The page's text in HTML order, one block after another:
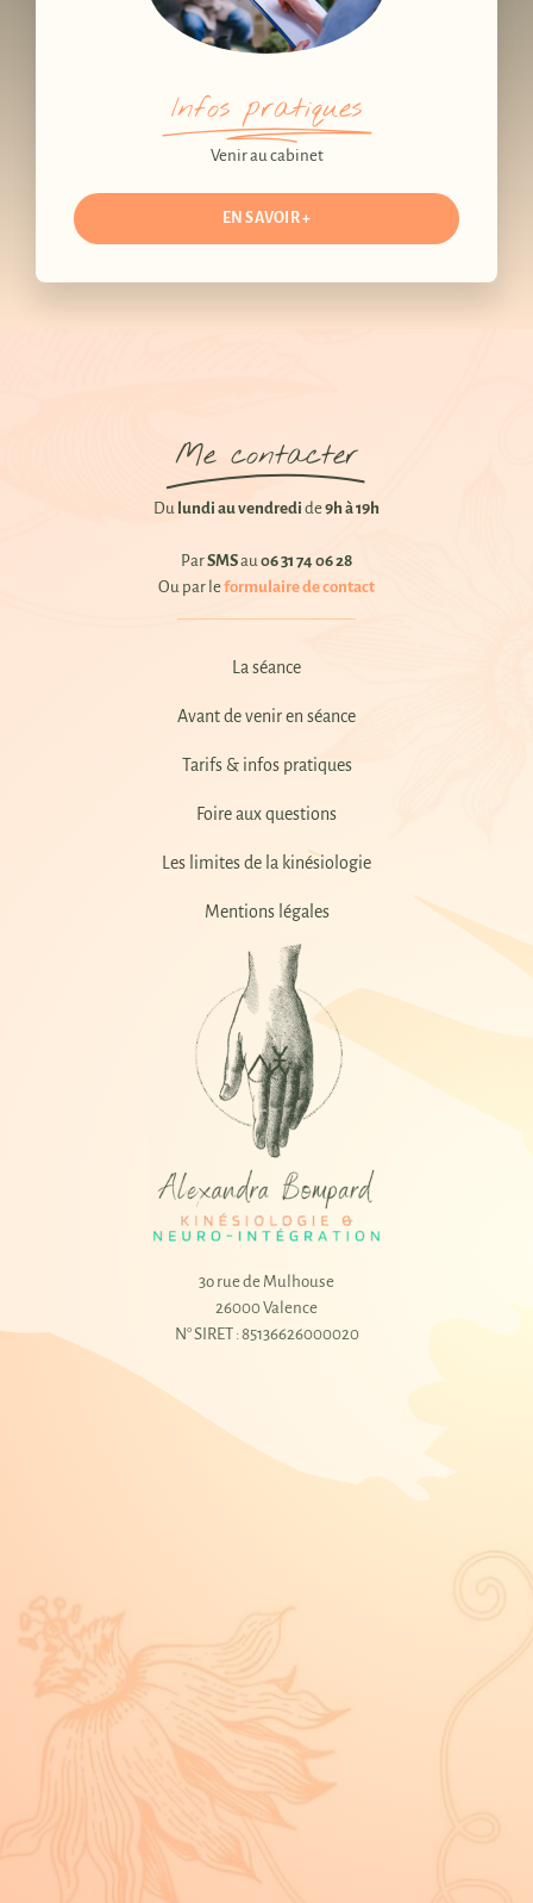
Infos pratiques
Venir au cabinet
EN SAVOIR +
Me contacter
Du lundi au vendredi de9h à 19h
ParSMSau06 31 74 06 28
Ou par leformulaire de contact
La séance
Avant de venir en séance
Tarifs & infos pratiques
Foire aux questions
Les limites de la kinésiologie
Mentions légales
3o rue de Mulhouse
26000 Valence
N° SIRET : 85136626000020